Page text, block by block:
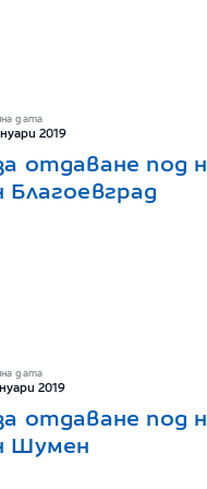
дата
2019
отдаване под
дата
2019
отдаване под
Шумен